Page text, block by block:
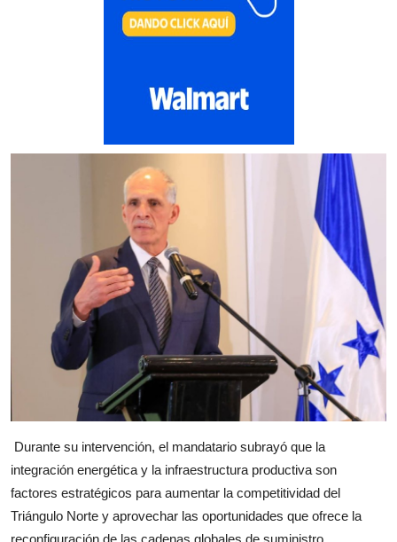
Durante su intervención, el mandatario subrayó que la
integración energética y la infraestructura productiva son
factores estratégicos para aumentar la competitividad del
Triángulo Norte y aprovechar las oportunidades que ofrece la
reconfiguración de las cadenas globales de suministro.